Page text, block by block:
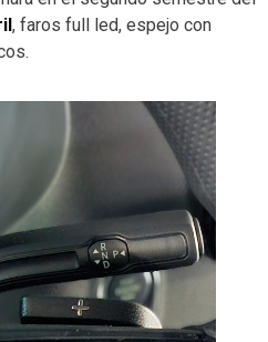
, faros full led, espejo con